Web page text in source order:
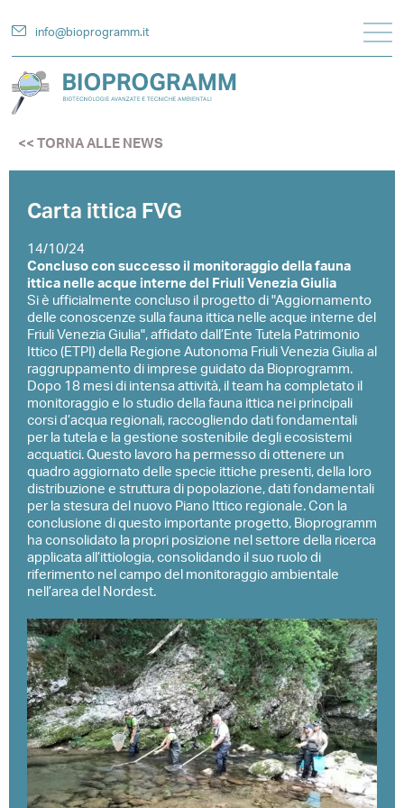
info@bioprogramm.it
<< TORNA ALLE NEWS
Carta ittica FVG
14/10/24
Concluso con successo il monitoraggio della fauna
ittica nelle acque interne del Friuli Venezia Giulia
Si è ufficialmente concluso il progetto di "Aggiornamento
delle conoscenze sulla fauna ittica nelle acque interne del
Friuli Venezia Giulia", affidato dall’Ente Tutela Patrimonio
Ittico (ETPI) della Regione Autonoma Friuli Venezia Giulia al
raggruppamento di imprese guidato da Bioprogramm.
Dopo 18 mesi di intensa attività, il team ha completato il
monitoraggio e lo studio della fauna ittica nei principali
corsi d’acqua regionali, raccogliendo dati fondamentali
per la tutela e la gestione sostenibile degli ecosistemi
acquatici. Questo lavoro ha permesso di ottenere un
quadro aggiornato delle specie ittiche presenti, della loro
distribuzione e struttura di popolazione, dati fondamentali
per la stesura del nuovo Piano Ittico regionale. Con la
conclusione di questo importante progetto, Bioprogramm
ha consolidato la propri posizione nel settore della ricerca
applicata all’ittiologia, consolidando il suo ruolo di
riferimento nel campo del monitoraggio ambientale
nell’area del Nordest.